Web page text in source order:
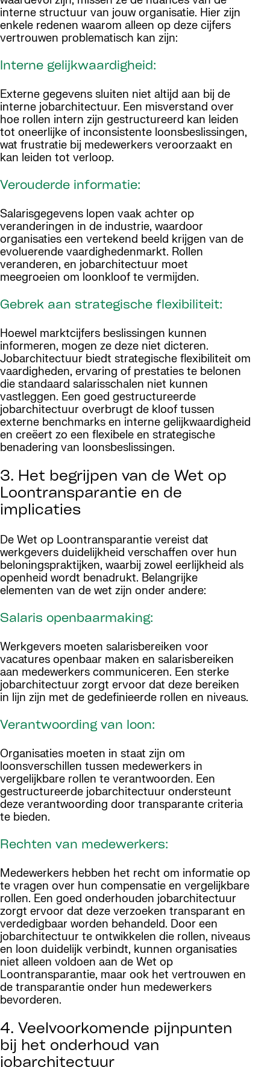
interne structuur van jouw organisatie. Hier zijn
enkele redenen waarom alleen op deze cijfers
vertrouwen problematisch kan zijn:
Interne gelijkwaardigheid:
Externe gegevens sluiten niet altijd aan bij de
interne jobarchitectuur. Een misverstand over
hoe rollen intern zijn gestructureerd kan leiden
tot oneerlijke of inconsistente loonsbeslissingen,
wat frustratie bij medewerkers veroorzaakt en
kan leiden tot verloop.
Verouderde informatie:
Salarisgegevens lopen vaak achter op
veranderingen in de industrie, waardoor
organisaties een vertekend beeld krijgen van de
evoluerende vaardighedenmarkt. Rollen
veranderen, en jobarchitectuur moet
meegroeien om loonkloof te vermijden.
Gebrek aan strategische flexibiliteit:
Hoewel marktcijfers beslissingen kunnen
informeren, mogen ze deze niet dicteren.
Jobarchitectuur biedt strategische flexibiliteit om
vaardigheden, ervaring of prestaties te belonen
die standaard salarisschalen niet kunnen
vastleggen. Een goed gestructureerde
jobarchitectuur overbrugt de kloof tussen
externe benchmarks en interne gelijkwaardigheid
en creëert zo een flexibele en strategische
benadering van loonsbeslissingen.
3. Het begrijpen van de Wet op
Loontransparantie en de
implicaties
De Wet op Loontransparantie vereist dat
werkgevers duidelijkheid verschaffen over hun
beloningspraktijken, waarbij zowel eerlijkheid als
openheid wordt benadrukt. Belangrijke
elementen van de wet zijn onder andere:
Salaris openbaarmaking:
Werkgevers moeten salarisbereiken voor
vacatures openbaar maken en salarisbereiken
aan medewerkers communiceren. Een sterke
jobarchitectuur zorgt ervoor dat deze bereiken
in lijn zijn met de gedefinieerde rollen en niveaus.
Verantwoording van loon:
Organisaties moeten in staat zijn om
loonsverschillen tussen medewerkers in
vergelijkbare rollen te verantwoorden. Een
gestructureerde jobarchitectuur ondersteunt
deze verantwoording door transparante criteria
te bieden.
Rechten van medewerkers:
Medewerkers hebben het recht om informatie op
te vragen over hun compensatie en vergelijkbare
rollen. Een goed onderhouden jobarchitectuur
zorgt ervoor dat deze verzoeken transparant en
verdedigbaar worden behandeld. Door een
jobarchitectuur te ontwikkelen die rollen, niveaus
en loon duidelijk verbindt, kunnen organisaties
niet alleen voldoen aan de Wet op
Loontransparantie, maar ook het vertrouwen en
de transparantie onder hun medewerkers
bevorderen.
4. Veelvoorkomende pijnpunten
bij het onderhoud van
jobarchitectuur